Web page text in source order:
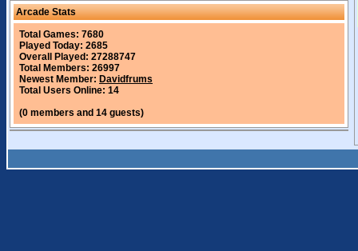
Arcade Stats
Total Games: 7680
Played Today: 2685
Overall Played: 27288747
Total Members: 26997
Newest Member: Davidfrums
Total Users Online: 14
(0 members and 14 guests)